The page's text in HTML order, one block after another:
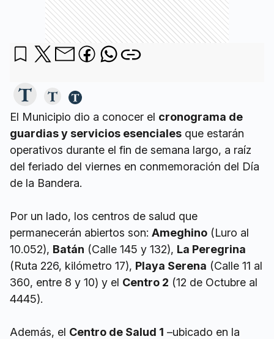
El Municipio dio a conocer el cronograma de
guardias y servicios esenciales que estarán
operativos durante el fin de semana largo, a raíz
del feriado del viernes en conmemoración del Día
de la Bandera.
Por un lado, los centros de salud que
permanecerán abiertos son: Ameghino (Luro al
10.052), Batán (Calle 145 y 132), La Peregrina
(Ruta 226, kilómetro 17), Playa Serena (Calle 11 al
360, entre 8 y 10) y el Centro 2 (12 de Octubre al
4445).
Además, el Centro de Salud 1 –ubicado en la